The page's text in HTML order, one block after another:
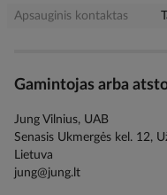
Apsauginis kontaktas
Gamintojas arba
Jung Vilnius, UAB
Senasis Ukmergės kel. 12,
Lietuva
jung@jung.lt